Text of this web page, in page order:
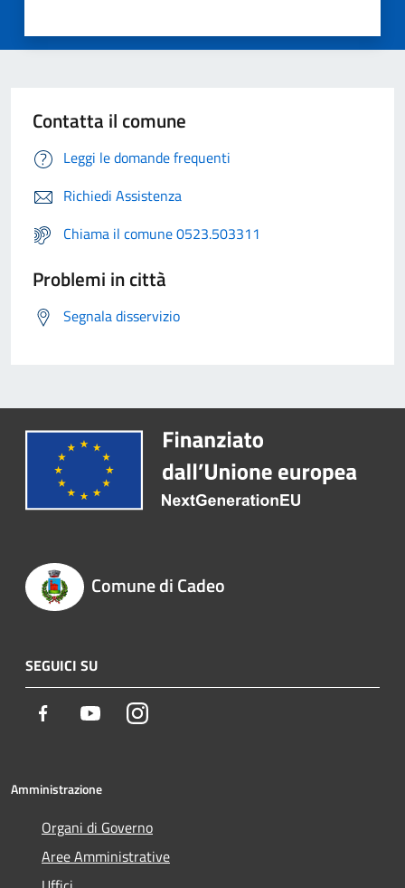
Contatta il comune
Leggi le domande frequenti
Richiedi Assistenza
Chiama il comune 0523.503311
Problemi in città
Segnala disservizio
Comune di Cadeo
SEGUICI SU
Facebook YoutubeInstagram
Amministrazione
Organi di Governo
Aree Amministrative